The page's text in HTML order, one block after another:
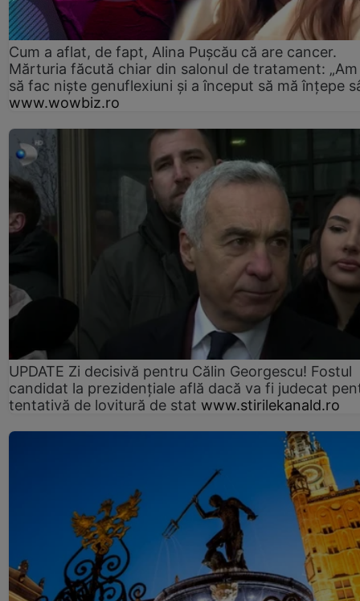
Cum a aflat, de fapt, Alina Pușcău că are cancer.
Mărturia făcută chiar din salonul de tratament:
să fac niște genuflexiuni și a început să mă înțepe
www.wowbiz.ro
UPDATE Zi decisivă pentru Călin Georgescu! Fostul
candidat la prezidențiale află dacă va fi judecat
tentativă de lovitură de stat www.stirilekanald.ro